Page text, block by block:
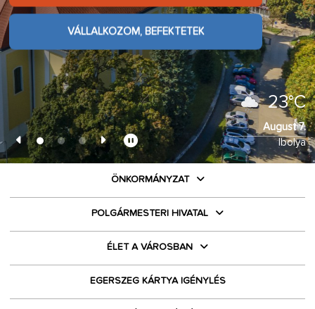
VÁLLALKOZOM, BEFEKTETEK
VÁLLALKOZOM, BEFEKTETEK
VÁLLALKOZOM, BEFEKTETEK
23°C
August 7.
Ibolya
ÖNKORMÁNYZAT
POLGÁRMESTERI HIVATAL
ÉLET A VÁROSBAN
EGERSZEG KÁRTYA IGÉNYLÉS